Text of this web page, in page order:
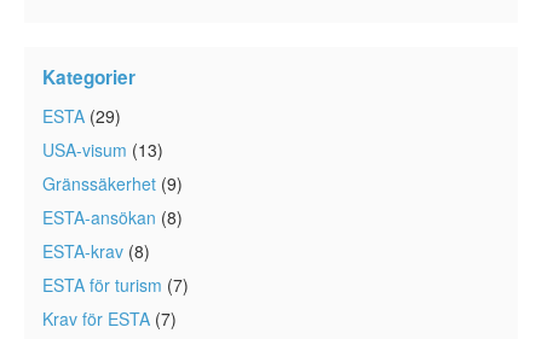
Kategorier
ESTA (29)
USA-visum (13)
Gränssäkerhet (9)
ESTA-ansökan (8)
ESTA-krav (8)
ESTA för turism (7)
Krav för ESTA (7)